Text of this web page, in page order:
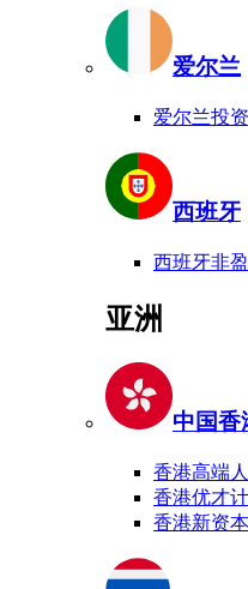
爱尔兰
爱尔兰投
西班牙
西班牙非
亚洲
中国香
香港高端
香港优才
香港新资